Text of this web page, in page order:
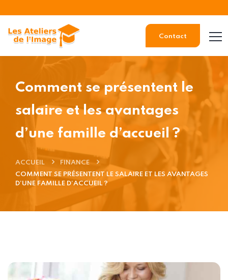
Contact
Comment se présentent le
salaire et les avantages
d’une famille d’accueil ?
ACCUEIL
FINANCE
COMMENT SE PRÉSENTENT LE SALAIRE ET LES AVANTAGES
D’UNE FAMILLE D’ACCUEIL ?